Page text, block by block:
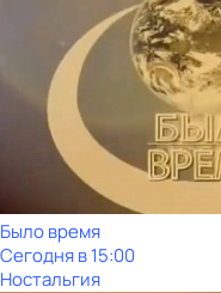
Было время
Сегодня в 15:00
Ностальгия